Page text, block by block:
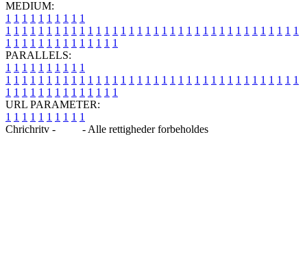
MEDIUM:
1 1 1 1 1 1 1 1 1 1
1 1 1 1 1 1 1 1 1 1 1 1 1 1 1 1 1 1 1 1 1 1 1 1 1 1 1 1 1 1 1 1 1 1 1 1
1 1 1 1 1 1 1 1 1 1 1 1 1 1
PARALLELS:
1 1 1 1 1 1 1 1 1 1
1 1 1 1 1 1 1 1 1 1 1 1 1 1 1 1 1 1 1 1 1 1 1 1 1 1 1 1 1 1 1 1 1 1 1 1
1 1 1 1 1 1 1 1 1 1 1 1 1 1
URL PARAMETER:
1 1 1 1 1 1 1 1 1 1
Chrichritv -
- Alle rettigheder forbeholdes